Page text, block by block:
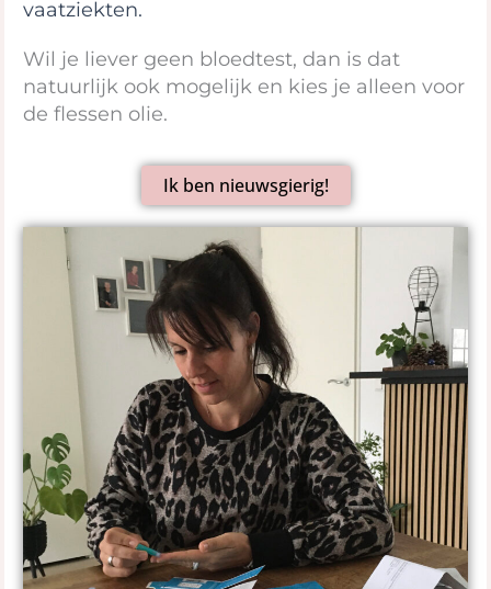
vaatziekten.
Wil je liever geen bloedtest, dan is dat
natuurlijk ook mogelijk en kies je alleen voor
de flessen olie.
Ik ben nieuwsgierig!